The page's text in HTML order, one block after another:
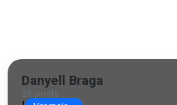
Danyell Braga
23 posts